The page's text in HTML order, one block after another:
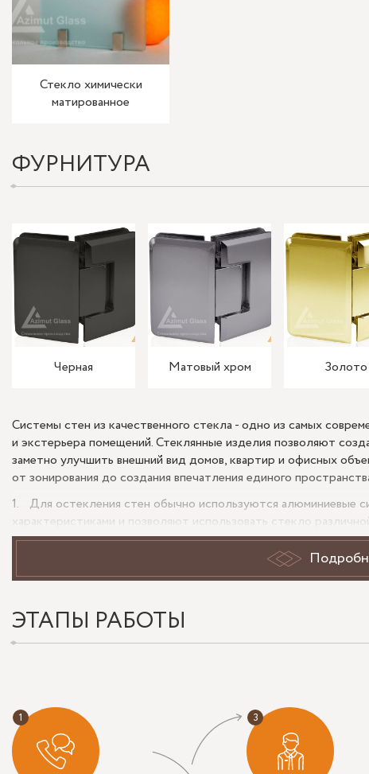
Стекло химически
матированное
ФУРНИТУРА
Черная Матовый хром Золото
Системы стен из качественного стекла - одно из самых
и экстерьера помещений. Стеклянные изделия позволяют
заметно улучшить внешний вид домов, квартир и офисных
от зонирования до создания впечатления единого
Для остекления стен обычно используются
характеристиками и позволяют использовать стекло
конструкций производится с использованием специальной
Остекление стен имеет множество преимуществ. Во-
освещения. Во-вторых, стеклянные прозрачные стены
визуальное объединение разных частей помещения. В-
дизайн интерьера или экстерьера, используя разные виды и
точного расчета стоимости остекления рекомендуется
для уточнения всех деталей.
Один из вариантов остекления стен - использование
добавить интересные акценты в интерьере или экстерьере,
ЭТАПЫ РАБОТЫ